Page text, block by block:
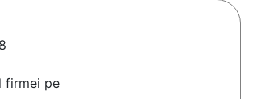
firmei pe